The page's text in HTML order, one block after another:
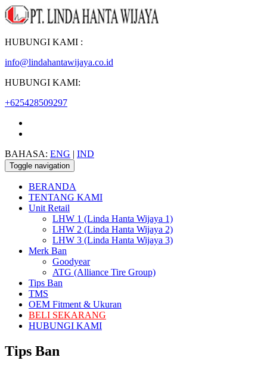
HUBUNGI KAMI :
info@lindahantawijaya.co.id
HUBUNGI KAMI:
+625428509297
BAHASA: ENG | IND
Toggle navigation
BERANDA
TENTANG KAMI
Unit Retail
LHW 1 (Linda Hanta Wijaya 1)
LHW 2 (Linda Hanta Wijaya 2)
LHW 3 (Linda Hanta Wijaya 3)
Merk Ban
Goodyear
ATG (Alliance Tire Group)
Tips Ban
TMS
OEM Fitment & Ukuran
BELI SEKARANG
HUBUNGI KAMI
Tips Ban